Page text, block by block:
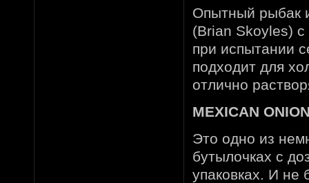
Опытный рыбак
(Brian Skoyles)
при испытании
подходит для
отлично
MEXICAN
Это одно из
бутылочках с
упаковках. И не